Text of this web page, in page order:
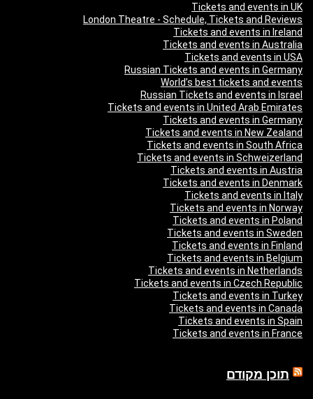
Tickets and events in UK
London Theatre - Schedule, Tickets and Reviews
Tickets and events in Ireland
Tickets and events in Australia
Tickets and events in USA
Russian Tickets and events in Germany
World’s best tickets and events
Russian Tickets and events in Israel
Tickets and events in United Arab Emirates
Tickets and events in Germany
Tickets and events in New Zealand
Tickets and events in South Africa
Tickets and events in Schweizerland
Tickets and events in Austria
Tickets and events in Denmark
Tickets and events in Italy
Tickets and events in Norway
Tickets and events in Poland
Tickets and events in Sweden
Tickets and events in Finland
Tickets and events in Belgium
Tickets and events in Netherlands
Tickets and events in Czech Republic
Tickets and events in Turkey
Tickets and events in Canada
Tickets and events in Spain
Tickets and events in France
תוכן מקודם